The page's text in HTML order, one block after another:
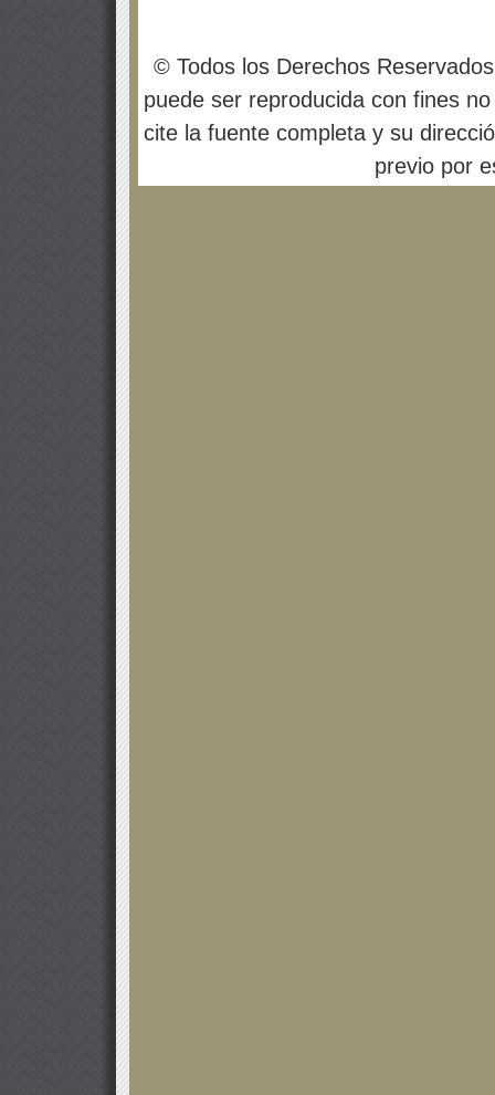
© Todos los Derechos
puede ser reproducida con fines
cite la fuente completa y su
previo por